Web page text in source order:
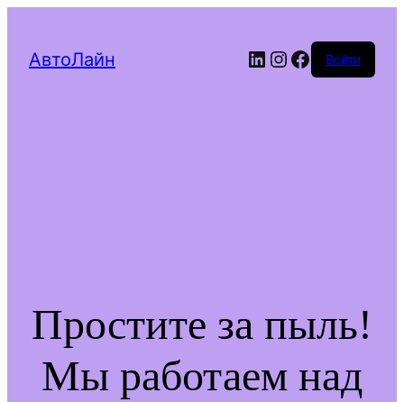
АвтоЛайн LinkedIn
Instagram
Facebook
Войти
Простите за пыль!
Мы работаем над